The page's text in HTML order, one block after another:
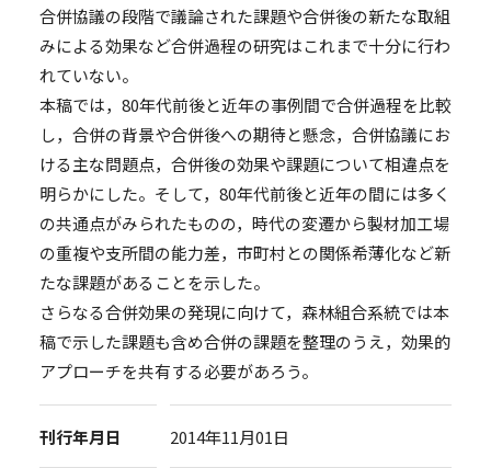
合併協議の段階で議論された課題や合併後の新たな取組
みによる効果など合併過程の研究はこれまで十分に行わ
れていない。
本稿では，80年代前後と近年の事例間で合併過程を比較
し，合併の背景や合併後への期待と懸念，合併協議にお
ける主な問題点，合併後の効果や課題について相違点を
明らかにした。そして，80年代前後と近年の間には多く
の共通点がみられたものの，時代の変遷から製材加工場
の重複や支所間の能力差，市町村との関係希薄化など新
たな課題があることを示した。
さらなる合併効果の発現に向けて，森林組合系統では本
稿で示した課題も含め合併の課題を整理のうえ，効果的
アプローチを共有する必要があろう。
刊行年月日 2014年11月01日